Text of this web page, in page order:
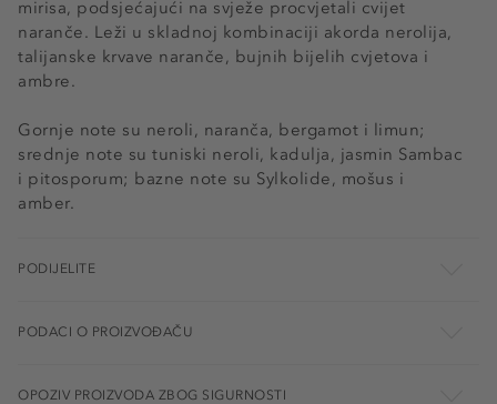
mirisa, podsjećajući na svježe procvjetali cvijet
naranče. Leži u skladnoj kombinaciji akorda nerolija,
talijanske krvave naranče, bujnih bijelih cvjetova i
ambre.
Gornje note su neroli, naranča, bergamot i limun;
srednje note su tuniski neroli, kadulja, jasmin Sambac
i pitosporum; bazne note su Sylkolide, mošus i
amber.
PODIJELITE
PODACI O PROIZVOĐAČU
OPOZIV PROIZVODA ZBOG SIGURNOSTI